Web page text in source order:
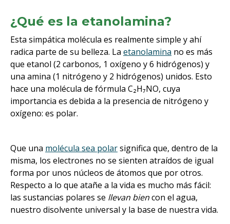
¿Qué es la etanolamina?
Esta simpática molécula es realmente simple y ahí
radica parte de su belleza. La etanolamina no es más
que etanol (2 carbonos, 1 oxígeno y 6 hidrógenos) y
una amina (1 nitrógeno y 2 hidrógenos) unidos. Esto
hace una molécula de fórmula C₂H₇NO, cuya
importancia es debida a la presencia de nitrógeno y
oxígeno: es polar.
Que una molécula sea polarsignifica que, dentro de la
misma, los electrones no se sienten atraídos de igual
forma por unos núcleos de átomos que por otros.
Respecto a lo que atañe a la vida es mucho más fácil:
las sustancias polares se llevan biencon el agua,
nuestro disolvente universal y la base de nuestra vida.